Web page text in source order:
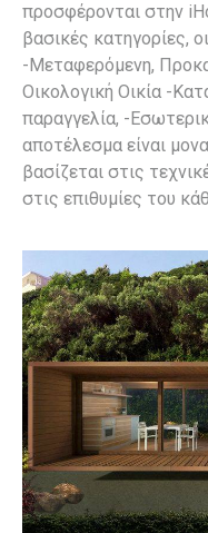
προσφέρονται στην
βασικές κατηγορίες,
-Μεταφερόμενη,
Οικολογική Οικία -
παραγγελία, -
αποτέλεσμα είναι
βασίζεται στις
στις επιθυμίες του